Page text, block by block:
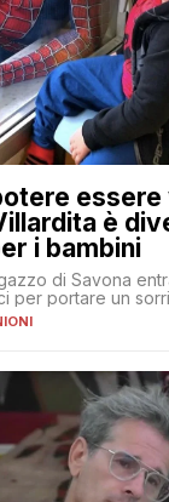
essere
è
i bambini
di Savona
per portare un